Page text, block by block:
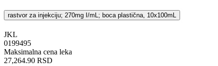
rastvor za injekciju; 270mg I/mL; boca plastična, 10x100mL
JKL
‍0199495
Maksimalna cena leka
27,264.90 RSD